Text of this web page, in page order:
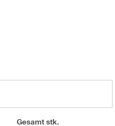
Gesamtstk.